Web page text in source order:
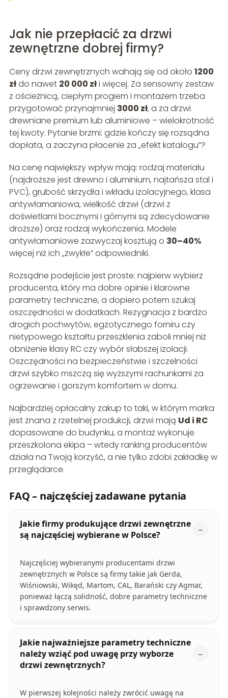
Jak nie przepłacić za drzwi
zewnętrzne dobrej firmy?
Ceny drzwi zewnętrznych wahają się od około 1200
złdo nawet 20 000 złi więcej. Za sensowny zestaw
z ościeżnicą, ciepłym progiem i montażem trzeba
przygotować przynajmniej 3000 zł, a za drzwi
drewniane premium lub aluminiowe – wielokrotność
tej kwoty. Pytanie brzmi: gdzie kończy się rozsądna
dopłata, a zaczyna płacenie za „efekt katalogu”?
Na cenę największy wpływ mają: rodzaj materiału
(najdroższe jest drewno i aluminium, najtańsza stal i
PVC), grubość skrzydła i wkładu izolacyjnego, klasa
antywłamaniowa, wielkość drzwi (drzwi z
doświetlami bocznymi i górnymi są zdecydowanie
droższe) oraz rodzaj wykończenia. Modele
antywłamaniowe zazwyczaj kosztują o 30–40%
więcej niż ich „zwykłe” odpowiedniki.
Rozsądne podejście jest proste: najpierw wybierz
producenta, który ma dobre opinie i klarowne
parametry techniczne, a dopiero potem szukaj
oszczędności w dodatkach. Rezygnacja z bardzo
drogich pochwytów, egzotycznego forniru czy
nietypowego kształtu przeszklenia zaboli mniej niż
obniżenie klasy RC czy wybór słabszej izolacji.
Oszczędności na bezpieczeństwie i szczelności
drzwi szybko mszczą się wyższymi rachunkami za
ogrzewanie i gorszym komfortem w domu.
Najbardziej opłacalny zakup to taki, w którym marka
jest znana z rzetelnej produkcji, drzwi mają Ud i RC
dopasowane do budynku, a montaż wykonuje
przeszkolona ekipa – wtedy ranking producentów
działa na Twoją korzyść, a nie tylko zdobi zakładkę w
przeglądarce.
FAQ – najczęściej zadawane pytania
Jakie firmy produkujące drzwi zewnętrzne
są najczęściej wybierane w Polsce?
Najczęściej wybieranymi producentami drzwi
zewnętrznych w Polsce są firmy takie jak Gerda,
Wiśniowski, Wikęd, Martom, CAL, Barański czy Agmar,
ponieważ łączą solidność, dobre parametry techniczne
i sprawdzony serwis.
Jakie najważniejsze parametry techniczne
należy wziąć pod uwagę przy wyborze
drzwi zewnętrznych?
W pierwszej kolejności należy zwrócić uwagę na